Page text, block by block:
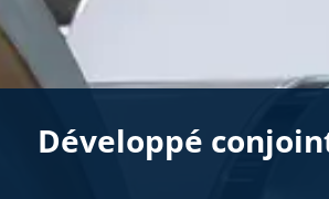
Développé